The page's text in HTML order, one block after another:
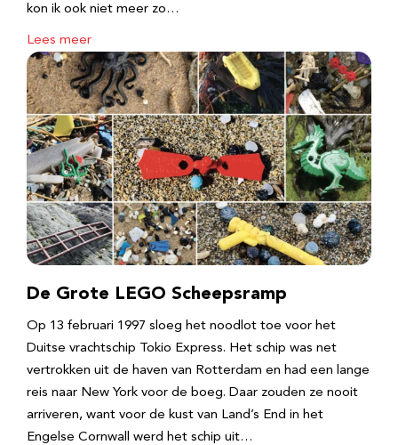
kon ik ook niet meer zo…
Lees meer
De Grote LEGO Scheepsramp
Op 13 februari 1997 sloeg het noodlot toe voor het
Duitse vrachtschip Tokio Express. Het schip was net
vertrokken uit de haven van Rotterdam en had een lange
reis naar New York voor de boeg. Daar zouden ze nooit
arriveren, want voor de kust van Land’s End in het
Engelse Cornwall werd het schip uit…